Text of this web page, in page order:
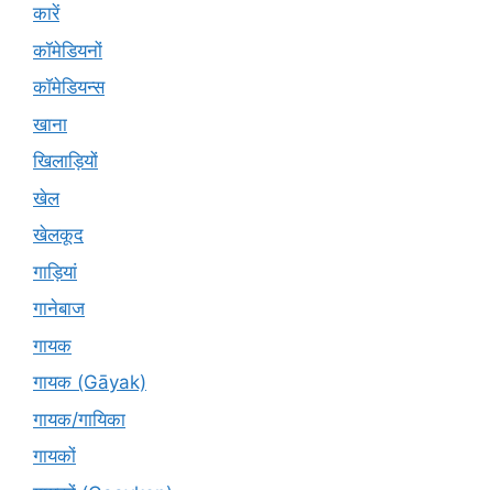
कारें
कॉमेडियनों
कॉमेडियन्स
खाना
खिलाड़ियों
खेल
खेलकूद
गाड़ियां
गानेबाज
गायक
गायक (Gāyak)
गायक/गायिका
गायकों